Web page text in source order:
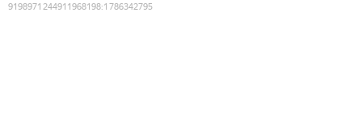
9198971244911968198:1786342795